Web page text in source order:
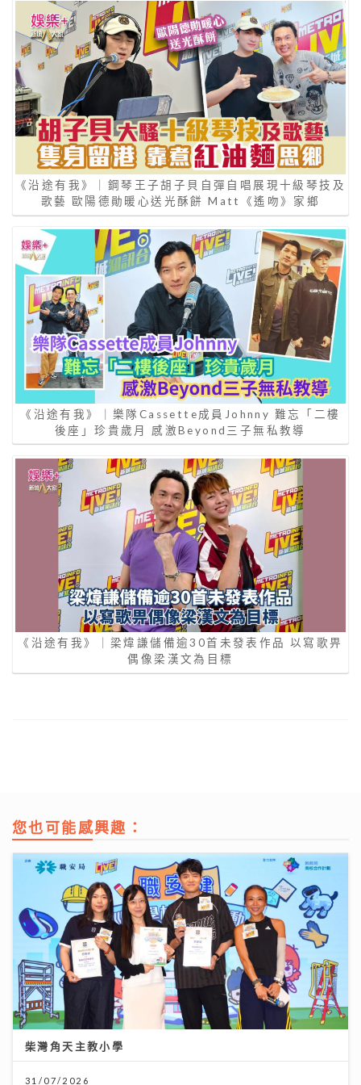
《沿途有我》｜鋼琴王子胡子貝自彈自唱展現十級琴技及
歌藝 歐陽德勛暖心送光酥餅 Matt《遙吻》家鄉
《沿途有我》｜樂隊Cassette成員Johnny 難忘「二樓
後座」珍貴歲月 感激Beyond三子無私教導
《沿途有我》｜梁煒謙儲備逾30首未發表作品 以寫歌畀
偶像梁漢文為目標
您也可能感興趣：
柴灣角天主教小學
31/07/2026